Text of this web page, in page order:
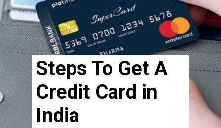
Steps To Get A
Credit Card in
India